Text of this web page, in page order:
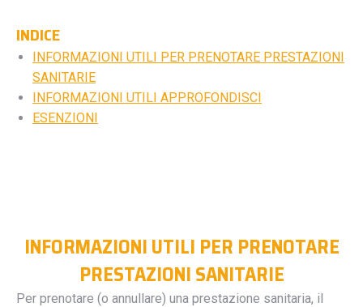
INDICE
INFORMAZIONI UTILI PER PRENOTARE PRESTAZIONI
SANITARIE
INFORMAZIONI UTILI APPROFONDISCI
ESENZIONI
INFORMAZIONI UTILI PER PRENOTARE
PRESTAZIONI SANITARIE
Per prenotare (o annullare) una prestazione sanitaria, il